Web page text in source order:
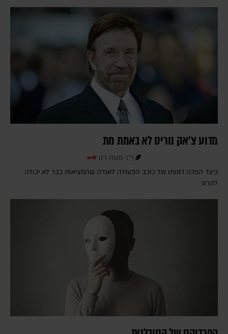
מדוע צ'אק נוריס לא באמת מת
ד"ר משה רט
כיצד הפכה דמותו של כוכב הפעולה לאגדה שהמציאות כבר לא יכולה
להרוג